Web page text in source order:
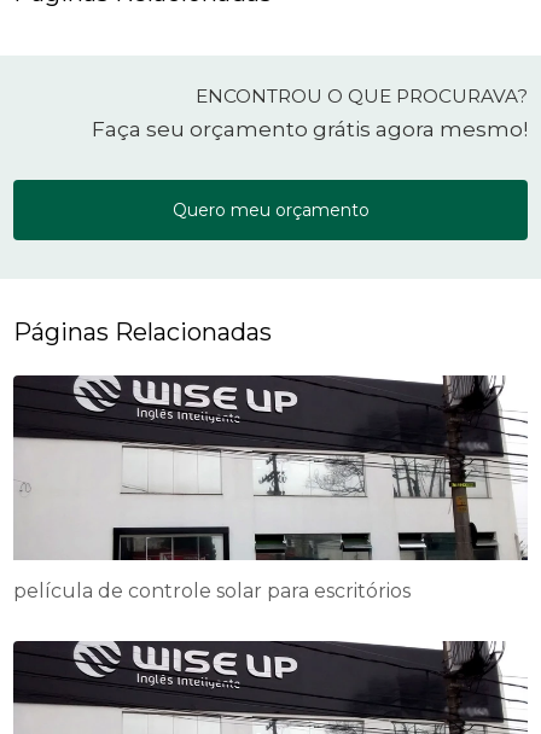
ENCONTROU O QUE PROCURAVA?
Faça seu orçamento grátis agora mesmo!
Quero meu orçamento
Páginas Relacionadas
película de controle solar para escritórios